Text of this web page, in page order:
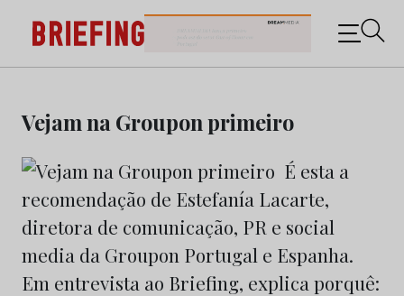
content
Briefing: Todas as notícias sobre os negócios do
Marketing e da Publicidade
Vejam na Groupon primeiro
É esta a
recomendação de Estefanía Lacarte,
diretora de comunicação, PR e social
media da Groupon Portugal e Espanha.
Em entrevista ao Briefing, explica porquê: